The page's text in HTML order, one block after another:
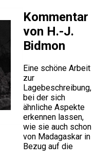
Kommentar
von H.-J.
Bidmon
Eine schöne Arbeit
zur
Lagebeschreibung,
bei der sich
ähnliche Aspekte
erkennen lassen,
wie sie auch schon
von Madagaskar in
Bezug auf die